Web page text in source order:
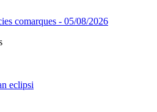
comarques - 05/08/2026
eclipsi